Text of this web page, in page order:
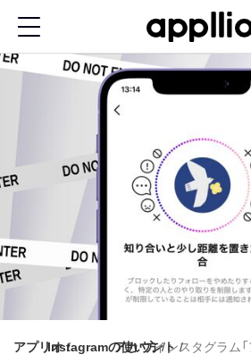
ン
ン
に
移
アプリオInstagramの使い方
アカウントインスタグラム